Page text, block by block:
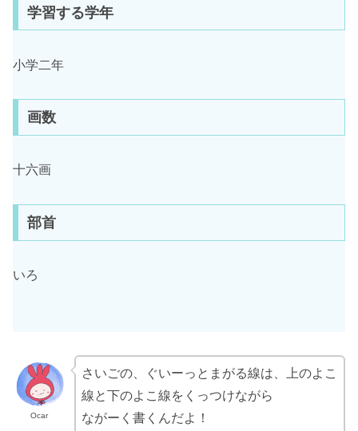
学習する学年
小学二年
画数
十六画
部首
いろ
Ocar
さいごの、ぐいーっとまがる線は、上のよこ
線と下のよこ線をくっつけながら
ながーく書くんだよ！